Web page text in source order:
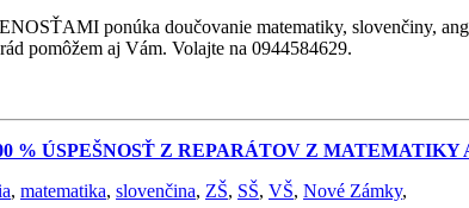
ponúka doučovanie matematiky, slovenčiny,
pomôžem aj Vám. Volajte na 0944584629.
% ÚSPEŠNOSŤ Z REPARÁTOV Z MATEMATIKY
, matematika, slovenčina, ZŠ, SŠ, VŠ, Nové Zámky,